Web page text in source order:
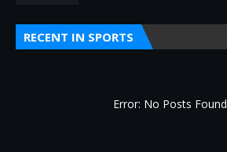
RECENT IN SPORTS
Error: No Posts Found